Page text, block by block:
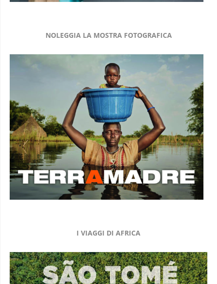
NOLEGGIA LA MOSTRA FOTOGRAFICA
I VIAGGI DI AFRICA